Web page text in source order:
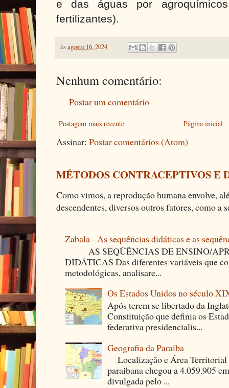
e das águas por
fertilizantes).
àsagosto 16, 2024
Nenhum comentário:
Postar um comentário
Postagem mais recente Página inicial
Assinar: Postar comentários (Atom)
MÉTODOS CONTRACEPTIVOS E
Como vimos, a reprodução humana envolve,
descendentes, diversos outros fatores, como a
Zabala - As sequências didáticas e as
AS SEQÜÊNCIAS DE ENSINO/
DIDÁTICAS Das diferentes variáveis que
metodológicas, analisare...
Os Estados Unidos no século
Após terem se libertado da
Constituição que definia os
federativa presidencialis...
Geografia da Paraíba
Localização e Área
paraibana chegou a 4.059.905
divulgada pelo ...